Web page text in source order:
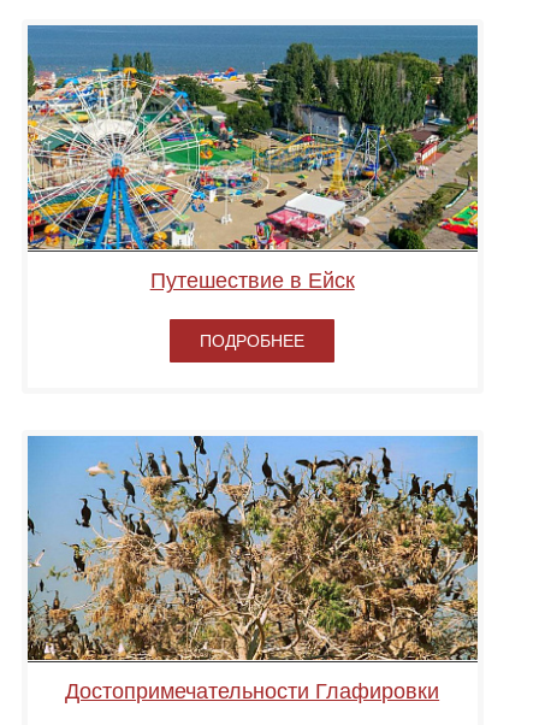
Путешествие в Ейск
ПОДРОБНЕЕ
Достопримечательности Глафировки